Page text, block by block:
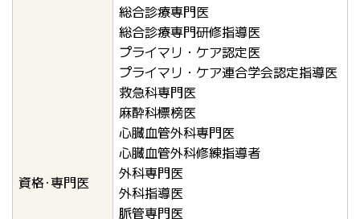
資格･専門医
総合診療専門医
総合診療専門研修指導医
プライマリ・ケア認定医
プライマリ・ケア連合学会認定指導医
救急科専門医
麻酔科標榜医
心臓血管外科専門医
心臓血管外科修練指導者
外科専門医
外科指導医
脈管専門医